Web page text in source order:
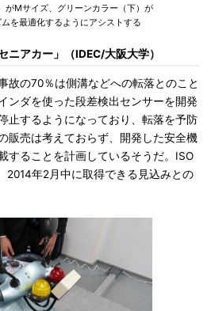
がMサイズ、グリーンカラー（下）が
を最適化するようにアシストする
ニアカー」（IDEC/大阪大学）
故の70％は側溝などへの転落とのこと
ンダを使った段差検出センサーを開発
止するようになっており、転落を予防
販売は考えておらず、開発した安全機
することを計画しているそうだ。ISO
2014年2月中に取得できる見込みとの